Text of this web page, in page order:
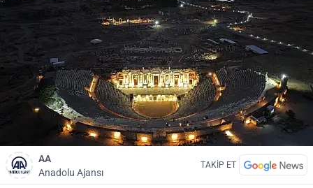
AA
Anadolu Ajansı
TAKİP ET